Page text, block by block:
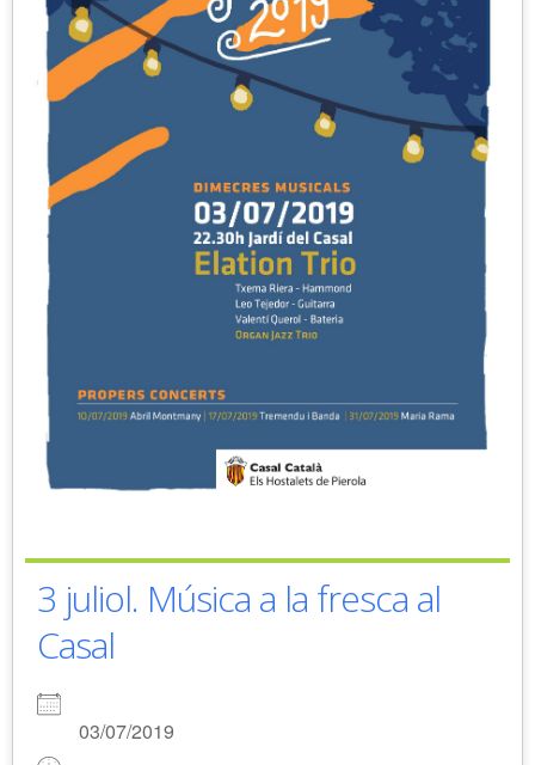
3 juliol. Música a la fresca al
Casal
03/07/2019